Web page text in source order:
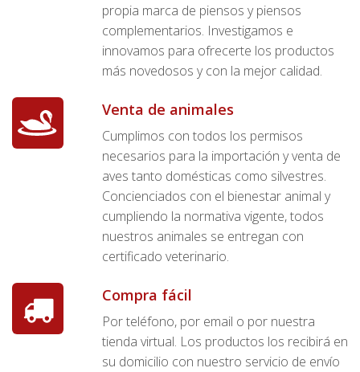
propia marca de piensos y piensos
complementarios. Investigamos e
innovamos para ofrecerte los productos
más novedosos y con la mejor calidad.
Venta de animales
Cumplimos con todos los permisos
necesarios para la importación y venta de
aves tanto domésticas como silvestres.
Concienciados con el bienestar animal y
cumpliendo la normativa vigente, todos
nuestros animales se entregan con
certificado veterinario.
Compra fácil
Por teléfono, por email o por nuestra
tienda virtual. Los productos los recibirá en
su domicilio con nuestro servicio de envío